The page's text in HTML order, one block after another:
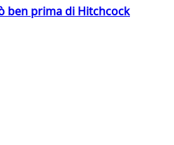
ben prima di Hitchcock